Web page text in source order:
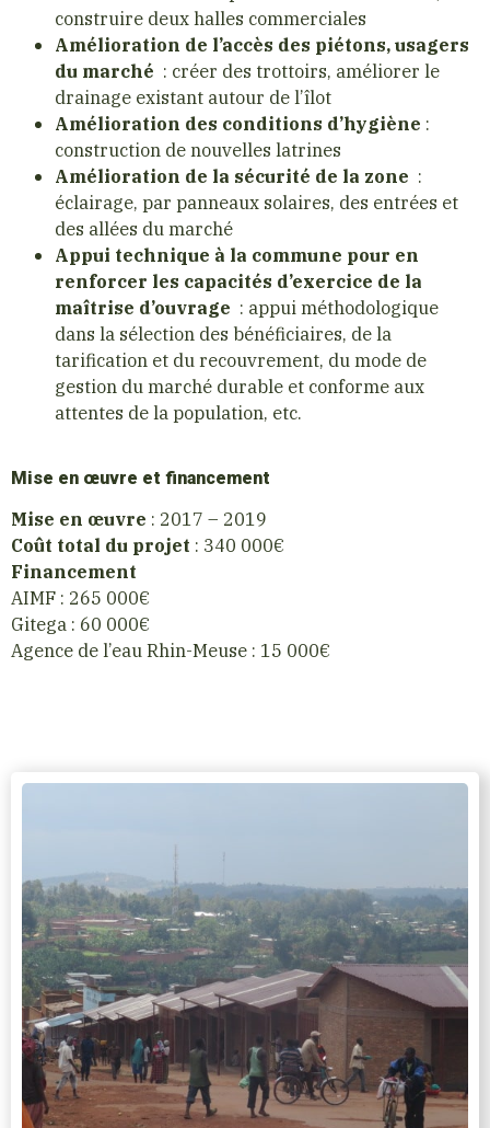
construire deux halles commerciales
Amélioration de l’accès des piétons, usagers
du marché : créer des trottoirs, améliorer le
drainage existant autour de l’îlot
Amélioration des conditions d’hygiène :
construction de nouvelles latrines
Amélioration de la sécurité de la zone :
éclairage, par panneaux solaires, des entrées et
des allées du marché
Appui technique à la commune pour en
renforcer les capacités d’exercice de la
maîtrise d’ouvrage : appui méthodologique
dans la sélection des bénéficiaires, de la
tarification et du recouvrement, du mode de
gestion du marché durable et conforme aux
attentes de la population, etc.
Mise en œuvre et financement
Mise en œuvre : 2017 – 2019
Coût total du projet : 340 000€
Financement
AIMF : 265 000€
Gitega : 60 000€
Agence de l’eau Rhin-Meuse : 15 000€